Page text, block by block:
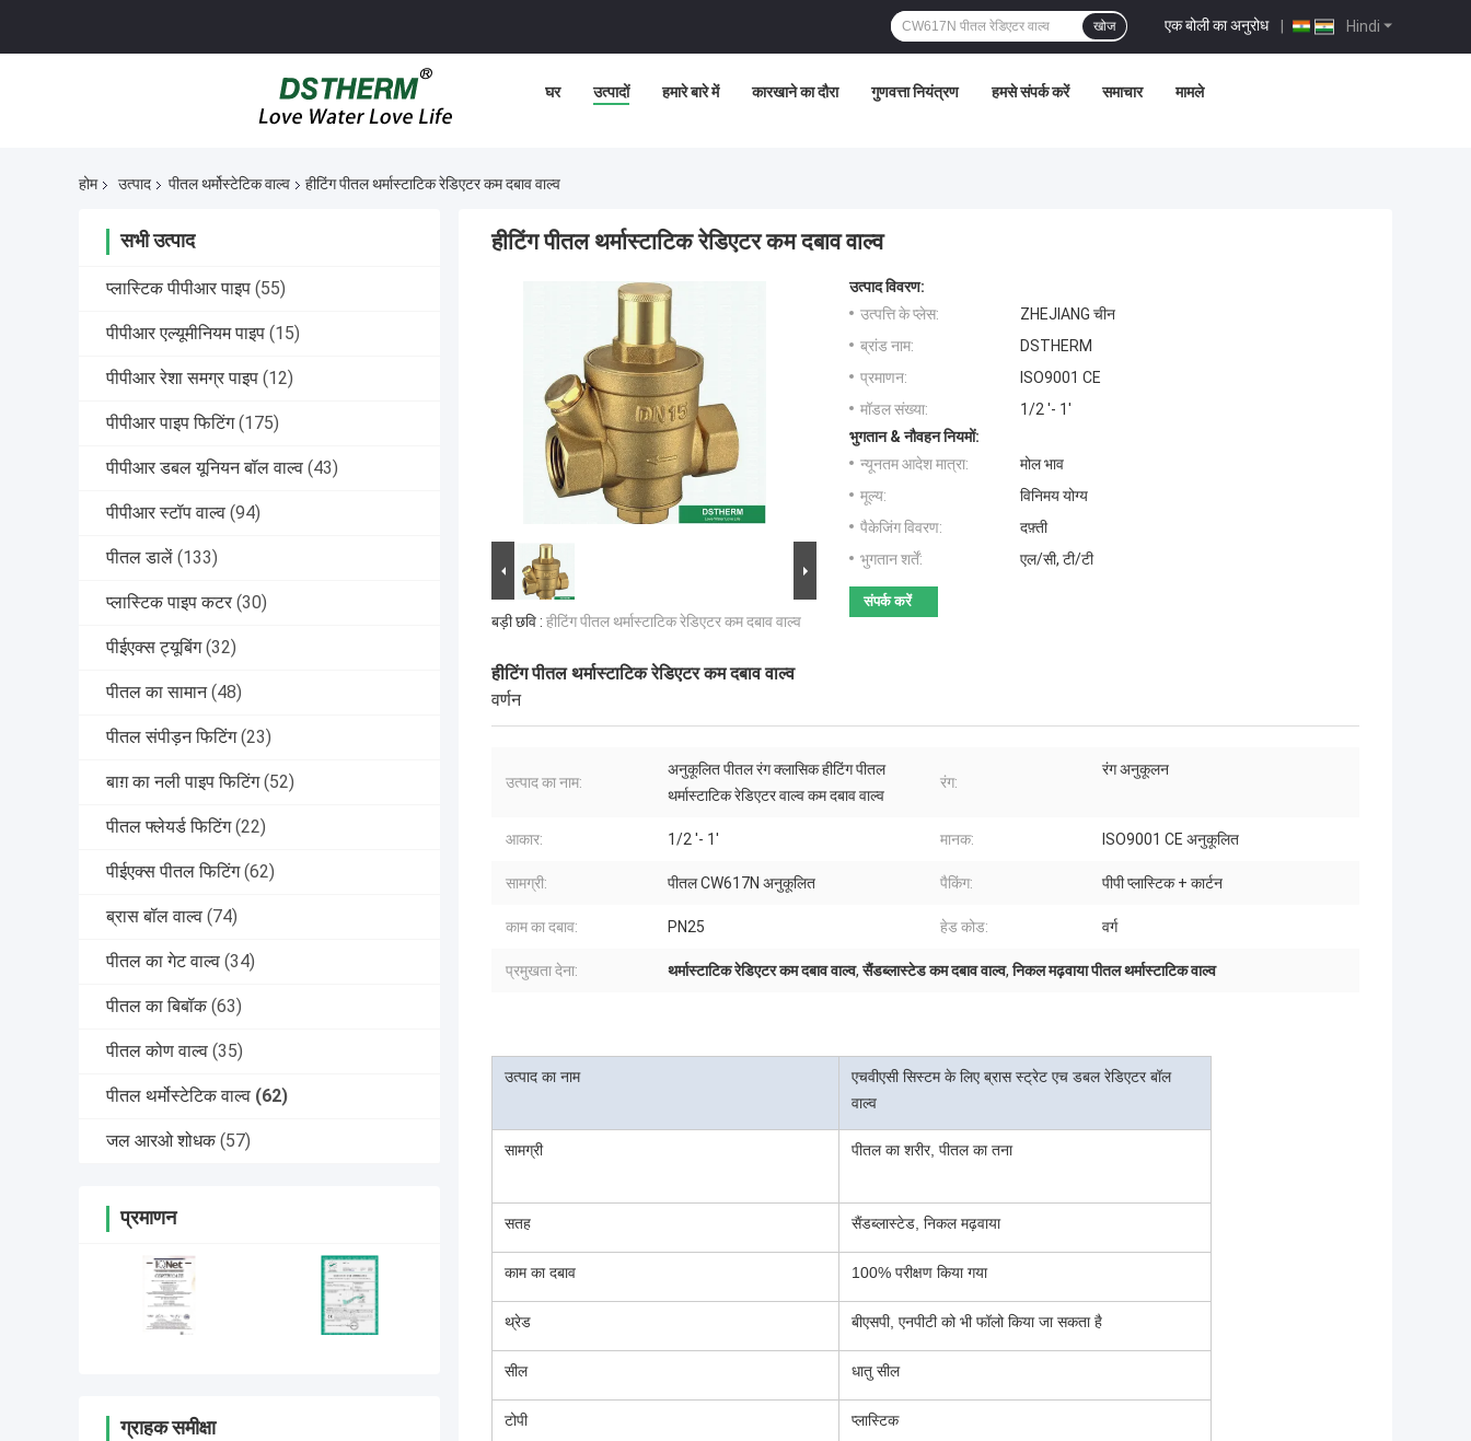
Hindi
एक बोली का अनुरोध |
खोज
घर उत्पादों हमारे बारे में कारखाने का दौरा गुणवत्ता नियंत्रण हमसे संपर्क करें समाचार मामले
होम उत्पाद पीतल थर्मोस्टेटिक वाल्व हीटिंग पीतल थर्मास्टाटिक रेडिएटर कम दबाव वाल्व
सभी उत्पाद
प्लास्टिक पीपीआर पाइप (55)
पीपीआर एल्यूमीनियम पाइप (15)
पीपीआर रेशा समग्र पाइप (12)
पीपीआर पाइप फिटिंग (175)
पीपीआर डबल यूनियन बॉल वाल्व (43)
पीपीआर स्टॉप वाल्व (94)
पीतल डालें (133)
प्लास्टिक पाइप कटर (30)
पीईएक्स ट्यूबिंग (32)
पीतल का सामान (48)
पीतल संपीड़न फिटिंग (23)
बाग़ का नली पाइप फिटिंग (52)
पीतल फ्लेयर्ड फिटिंग (22)
पीईएक्स पीतल फिटिंग (62)
ब्रास बॉल वाल्व (74)
पीतल का गेट वाल्व (34)
पीतल का बिबॉक (63)
पीतल कोण वाल्व (35)
पीतल थर्मोस्टेटिक वाल्व (62)
जल आरओ शोधक (57)
प्रमाणन
ग्राहक समीक्षा
हीटिंग पीतल थर्मास्टाटिक रेडिएटर कम दबाव वाल्व
बड़ी छवि : हीटिंग पीतल थर्मास्टाटिक रेडिएटर कम दबाव वाल्व
उत्पाद विवरण:
उत्पत्ति के प्लेस:
ZHEJIANG चीन
ब्रांड नाम:
DSTHERM
प्रमाणन:
ISO9001 CE
मॉडल संख्या:
1/2 '- 1'
भुगतान & नौवहन नियमों:
न्यूनतम आदेश मात्रा:
मोल भाव
मूल्य:
विनिमय योग्य
पैकेजिंग विवरण:
दफ़्ती
भुगतान शर्तें:
एल/सी, टी/टी
संपर्क करें
हीटिंग पीतल थर्मास्टाटिक रेडिएटर कम दबाव वाल्व
वर्णन
उत्पाद का नाम:
अनुकूलित पीतल रंग क्लासिक हीटिंग पीतल
थर्मास्टाटिक रेडिएटर वाल्व कम दबाव वाल्व
रंग:
रंग अनुकूलन
आकार: 1/2 '- 1' मानक: ISO9001 CE अनुकूलित
सामग्री: पीतल CW617N अनुकूलित पैकिंग: पीपी प्लास्टिक + कार्टन
काम का दबाव: PN25 हेड कोड: वर्ग
प्रमुखता देना: थर्मास्टाटिक रेडिएटर कम दबाव वाल्व,सैंडब्लास्टेड कम दबाव वाल्व,निकल मढ़वाया पीतल थर्मास्टाटिक वाल्व
उत्पाद का नाम
एचवीएसी सिस्टम के लिए ब्रास स्ट्रेट एच डबल रेडिएटर बॉल
वाल्व
सामग्री पीतल का शरीर, पीतल का तना
सतह सैंडब्लास्टेड, निकल मढ़वाया
काम का दबाव 100% परीक्षण किया गया
थ्रेड बीएसपी, एनपीटी को भी फॉलो किया जा सकता है
सील धातु सील
टोपी प्लास्टिक